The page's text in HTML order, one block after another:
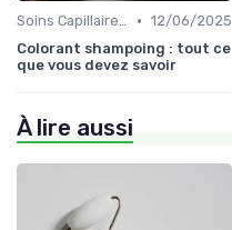
Soins Capillaires Bio • 12/06/2025
Colorant shampoing : tout ce
que vous devez savoir
À lire aussi